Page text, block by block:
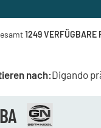
1249 VERFÜGBARE
nach:Digando